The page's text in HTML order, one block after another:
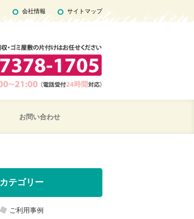
会社情報 サイトマップ
お問い合わせ
カテゴリー
ご利用事例